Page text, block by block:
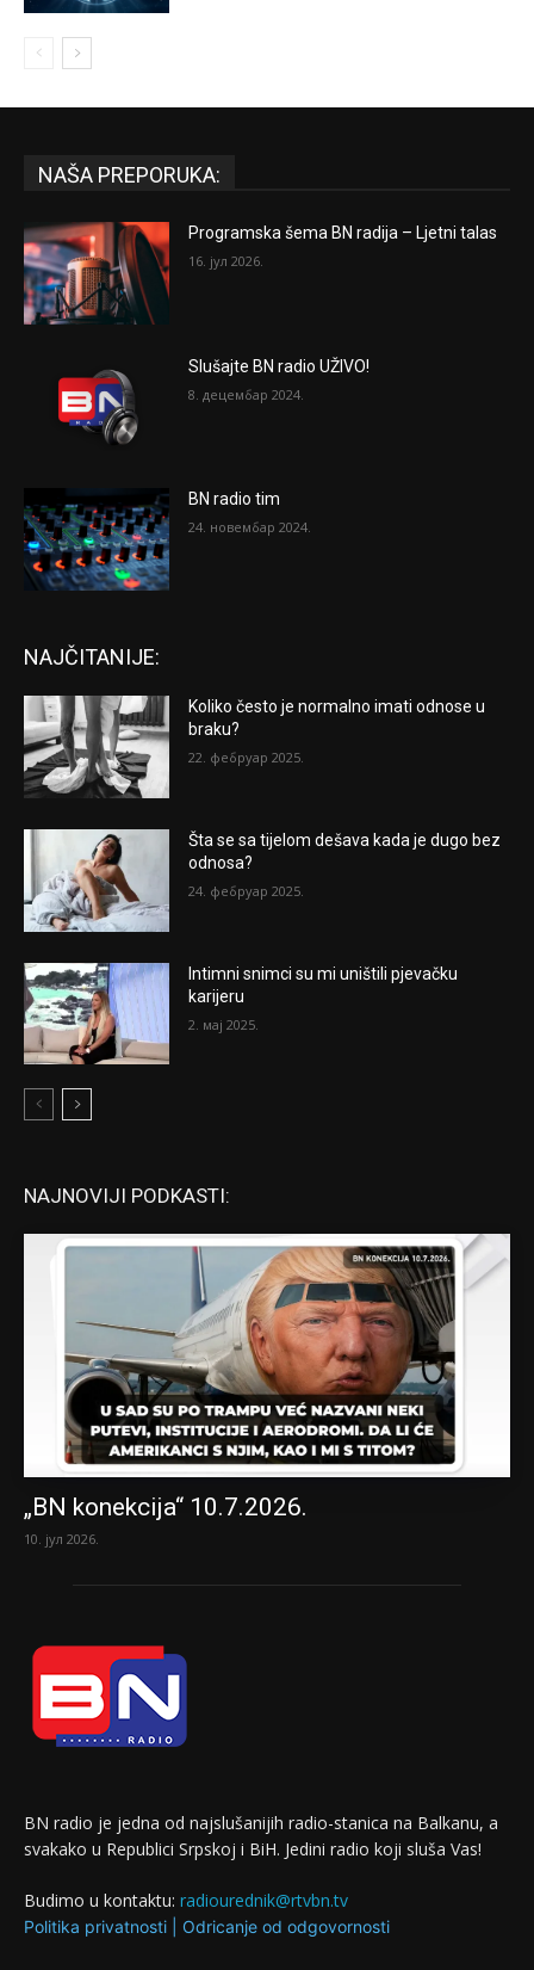
NAŠA PREPORUKA:
Programska šema BN radija – Ljetni talas
16. јул 2026.
Slušajte BN radio UŽIVO!
8. децембар 2024.
BN radio tim
24. новембар 2024.
NAJČITANIJE:
Koliko često je normalno imati odnose u
braku?
22. фебруар 2025.
Šta se sa tijelom dešava kada je dugo bez
odnosa?
24. фебруар 2025.
Intimni snimci su mi uništili pjevačku
karijeru
2. мај 2025.
NAJNOVIJI PODKASTI:
„BN konekcija“ 10.7.2026.
10. јул 2026.
BN radio je jedna od najslušanijih radio-stanica na Balkanu, a
svakako u Republici Srpskoj i BiH. Jedini radio koji sluša Vas!
Budimo u kontaktu: radiourednik@rtvbn.tv
Politika privatnosti Odricanje od odgovornosti